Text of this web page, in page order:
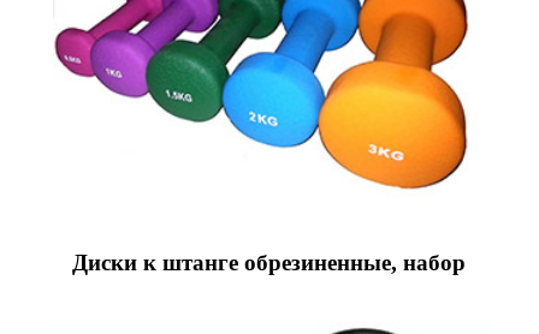
Диски к штанге обрезиненные, набор